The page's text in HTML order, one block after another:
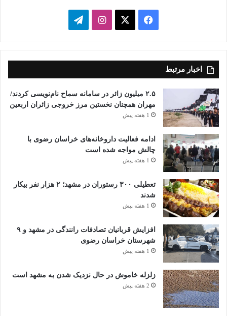
Te
le
gr
a
m
W
ha
ts
A
pp
Pr
in
ri
en
dl
y
C
op
Li
nk
Fa
ce
ok
T
wi
E
m
M
es
ge
Li
ne
Vi
be
S
ky
pe
W
e
C
ha
t
ا
ش
تر
ک
گذ
ار
صبح مشهد محمد حسین روشنک
مذاکره و گفتگو
فیسبوک ایکساینستاگرامتلگرام
اخبار مرتبط
۲.۵ میلیون زائر در سامانه سماح نام‌نویسی کردند/
مهران همچنان نخستین مرز خروجی زائران اربعین
1 هفته پیش
ادامه فعالیت داروخانه‌های خراسان رضوی با
چالش مواجه شده است
1 هفته پیش
تعطیلی ۳۰۰ رستوران در مشهد؛ ۲ هزار نفر بیکار
شدند
1 هفته پیش
افزایش قربانیان تصادفات رانندگی در مشهد و ۹
شهرستان خراسان رضوی
1 هفته پیش
زلزله خاموش در حال نزدیک شدن به مشهد است
2 هفته پیش